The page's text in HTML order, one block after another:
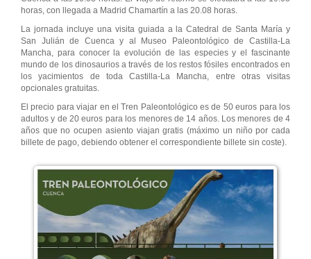
horas, con llegada a Madrid Chamartín a las 20.08 horas.
La jornada incluye una visita guiada a la Catedral de Santa María y
San Julián de Cuenca y al Museo Paleontológico de Castilla-La
Mancha, para conocer la evolución de las especies y el fascinante
mundo de los dinosaurios a través de los restos fósiles encontrados en
los yacimientos de toda Castilla-La Mancha, entre otras visitas
opcionales gratuitas.
El precio para viajar en el Tren Paleontológico es de 50 euros para los
adultos y de 20 euros para los menores de 14 años. Los menores de 4
años que no ocupen asiento viajan gratis (máximo un niño por cada
billete de pago, debiendo obtener el correspondiente billete sin coste).